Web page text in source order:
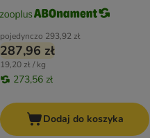
pojedynczo 293,92 zł
287,96 zł
19,20 zł / kg
273,56 zł
Dodaj do koszyka